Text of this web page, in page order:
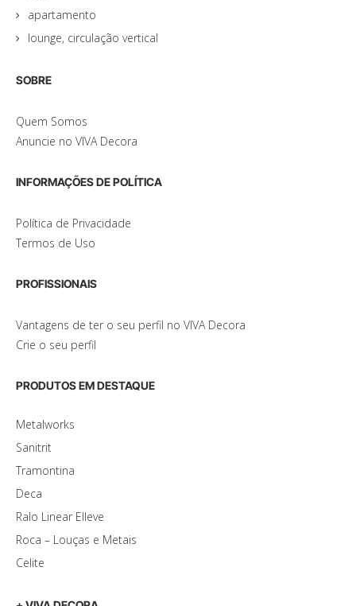
apartamento
lounge, circulação vertical
SOBRE
Quem Somos
Anuncie no VIVA Decora
INFORMAÇÕES DE POLÍTICA
Política de Privacidade
Termos de Uso
PROFISSIONAIS
Vantagens de ter o seu perfil no VIVA Decora
Crie o seu perfil
PRODUTOS EM DESTAQUE
Metalworks
Sanitrit
Tramontina
Deca
Ralo Linear Elleve
Roca – Louças e Metais
Celite